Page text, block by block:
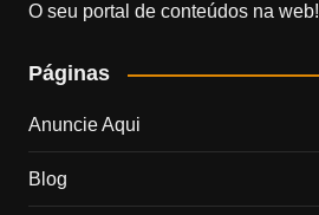
O seu portal de conteúdos na web!
Páginas
Anuncie Aqui
Blog